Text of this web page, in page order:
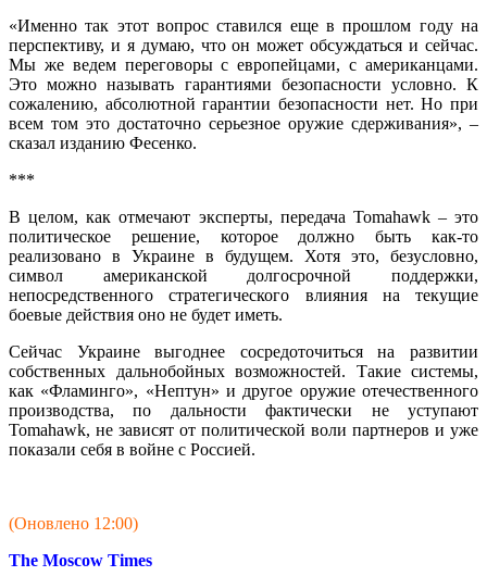
«Именно так этот вопрос ставился еще в прошлом году на
перспективу, и я думаю, что он может обсуждаться и сейчас.
Мы же ведем переговоры с европейцами, с американцами.
Это можно называть гарантиями безопасности условно. К
сожалению, абсолютной гарантии безопасности нет. Но при
всем том это достаточно серьезное оружие сдерживания», –
сказал изданию Фесенко.
***
В целом, как отмечают эксперты, передача Tomahawk – это
политическое решение, которое должно быть как-то
реализовано в Украине в будущем. Хотя это, безусловно,
символ американской долгосрочной поддержки,
непосредственного стратегического влияния на текущие
боевые действия оно не будет иметь.
Сейчас Украине выгоднее сосредоточиться на развитии
собственных дальнобойных возможностей. Такие системы,
как «Фламинго», «Нептун» и другое оружие отечественного
производства, по дальности фактически не уступают
Tomahawk, не зависят от политической воли партнеров и уже
показали себя в войне с Россией.
(Оновлено 12:00)
The Moscow Times